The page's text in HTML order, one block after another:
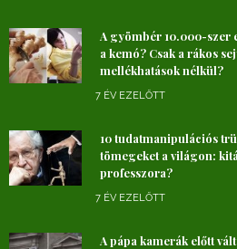
A gyömbér 10.000-szer
a kemó? Csak a rákos
mellékhatások nélkül?
7 ÉV EZELŐTT
10 tudatmanipulációs
tömegeket a világon:
professzora?
7 ÉV EZELŐTT
A pápa kamerák előtt